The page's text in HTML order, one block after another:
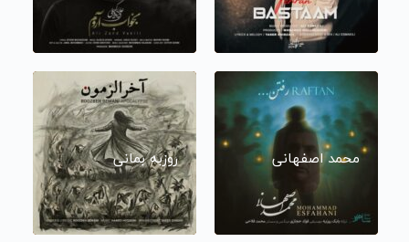
محمد اصفهانی روزبه بمانی